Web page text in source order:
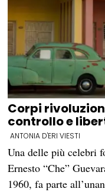
Corpi
controllo e
ANTONIA D'ERI VIESTI
Una delle più celebri
Ernesto “Che”
1960, fa parte